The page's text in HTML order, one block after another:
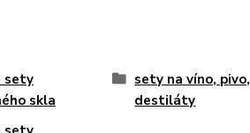
sety
skla
sety na víno, pivo,
destiláty